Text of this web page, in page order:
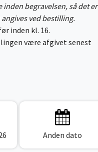
begravelsen, så det er
ved bestilling.
inden kl. 16.
være afgivet senest
Anden dato